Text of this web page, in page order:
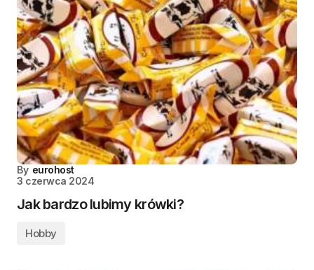
By eurohost
3 czerwca 2024
Jak bardzo lubimy krówki?
Hobby